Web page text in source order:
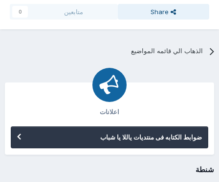
Share متابعين 0
الذهاب الي قائمه المواضيع
اعلانات
ضوابط الكتابه فى منتديات ياللا يا شباب
شنطة